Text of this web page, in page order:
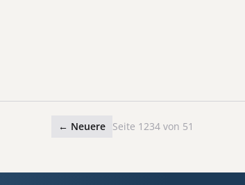
← Neuere Seite 1234 von 51